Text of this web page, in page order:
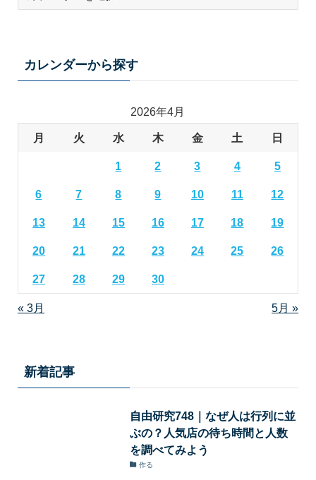
カレンダーから探す
2026年4月
月 火 水 木 金 土 日
1 2 3 4 5
6 7 8 9 10 11 12
13 14 15 16 17 18 19
20 21 22 23 24 25 26
27 28 29 30
« 3月 5月 »
新着記事
自由研究748｜なぜ人は行列に並
ぶの？人気店の待ち時間と人数
を調べてみよう
作る